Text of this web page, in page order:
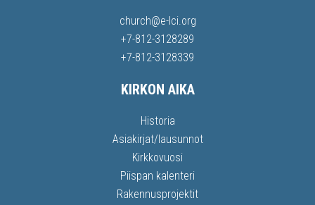
church@e-lci.org
+7-812-3128289
+7-812-3128339
KIRKON AIKA
Historia
Asiakirjat/lausunnot
Kirkkovuosi
Piispan kalenteri
Rakennusprojektit